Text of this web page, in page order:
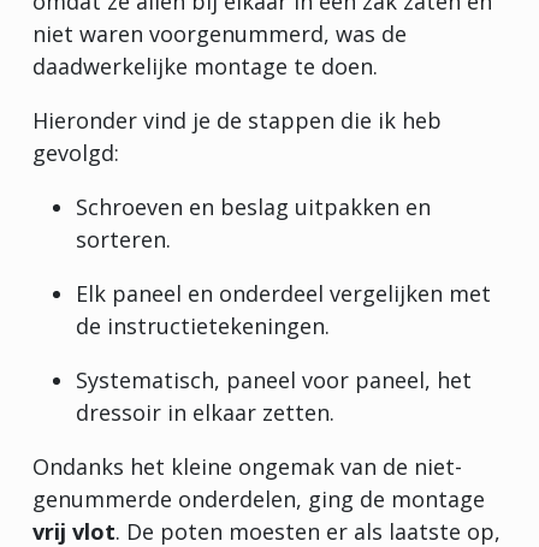
niet waren voorgenummerd, was de
daadwerkelijke montage te doen.
Hieronder vind je de stappen die ik heb
gevolgd:
Schroeven en beslag uitpakken en
sorteren.
Elk paneel en onderdeel vergelijken met
de instructietekeningen.
Systematisch, paneel voor paneel, het
dressoir in elkaar zetten.
Ondanks het kleine ongemak van de niet-
genummerde onderdelen, ging de montage
vrij vlot. De poten moesten er als laatste op,